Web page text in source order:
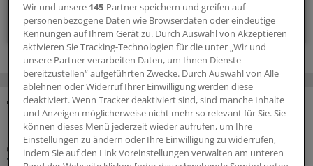
Zum Abonnieren bitte anmelden
MEHR ZUM THEMA
Porträt
Traumberuf Arzt: Für die Weiterbildung von
Wir und unsere 145-Partner speichern und greifen auf
personenbezogene Daten wie Browserdaten oder eindeutige
Kennungen auf Ihrem Gerät zu. Durch Auswahl von Akzeptieren
aktivieren Sie Tracking-Technologien für die unter „Wir und
unsere Partner verarbeiten Daten, um Ihnen Dienste
bereitzustellen“ aufgeführten Zwecke. Durch Auswahl von Alle
ablehnen oder Widerruf Ihrer Einwilligung werden diese
deaktiviert. Wenn Tracker deaktiviert sind, sind manche Inhalte
und Anzeigen möglicherweise nicht mehr so relevant für Sie. Sie
können dieses Menü jederzeit wieder aufrufen, um Ihre
Einstellungen zu ändern oder Ihre Einwilligung zu widerrufen,
indem Sie auf den Link Voreinstellungen verwalten am unteren